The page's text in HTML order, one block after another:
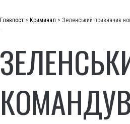
Главпост > Криминал > Зеленський призначив